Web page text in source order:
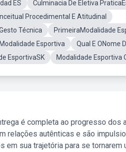
ES
Culminacia De Eletiva
Procedimental E Atitudinal
Técnica
PrimeiraModalidade
Esportiva
Qual E ONome
EsportivaSK Modalidade Esportiva
é completa ao progresso
relações autênticas e são
em sua trajetória para se tornarem